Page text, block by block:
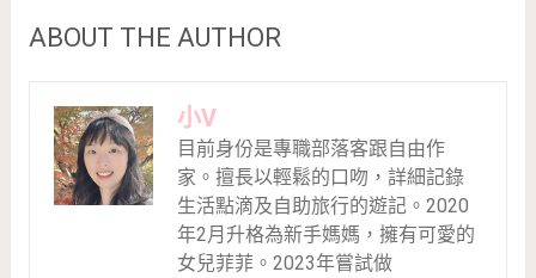
ABOUT THE AUTHOR
小V
目前身份是專職部落客跟自由作
家。擅長以輕鬆的口吻，詳細記錄
生活點滴及自助旅行的遊記。2020
年2月升格為新手媽媽，擁有可愛的
女兒菲菲。2023年嘗試做